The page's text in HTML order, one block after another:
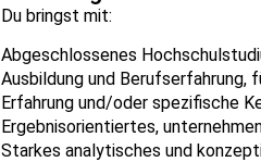
Du bringst mit:
Abgeschlossenes
Ausbildung und Berufserfahrung,
Erfahrung und/oder spezifische
Ergebnisorientiertes,
Starkes analytisches und